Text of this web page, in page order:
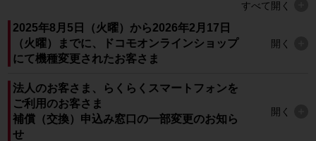
すべて開く
2025年8月5日（火曜）から2026年2月17日
（火曜）までに、ドコモオンラインショップ
にて機種変更されたお客さま
開く
法人のお客さま、らくらくスマートフォンを
ご利用のお客さま
補償（交換）申込み窓口の一部変更のお知ら
せ
開く